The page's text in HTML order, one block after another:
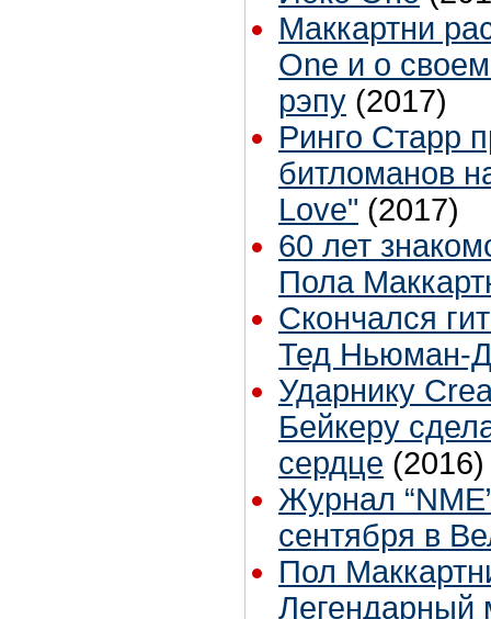
Маккартни
One и о
рэпу (2017)
Ринго Старр
битломанов
Love" (2017)
60 лет
Пола
Скончался
Тед Ньюман-
Ударнику
Бейкеру
сердце (2016)
Журнал
сентября в
Пол
Легендарный